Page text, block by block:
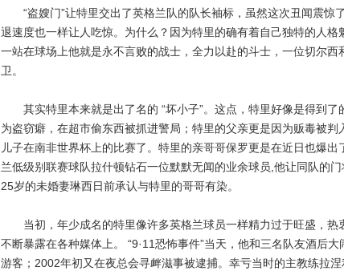
“盗嫂门”让特里交出了英格兰队的队长袖标，虽然这次丑闻震惊
退速度也一样让人吃惊。为什么？因为特里的确有着自己独特的人
一站在球场上他就是永不言败的战士，全力以赴的斗士，一位切尔西
卫。
其实特里本来就是出了名的 “坏小子”。这点，特里好像是得到了
为盗窃癖，在超市偷东西被抓进警局；特里的父亲更是因为贩毒被判
儿子在南非世界杯上的比赛了。特里的亲哥哥保罗更是在近日也爆出
兰低级别联赛球队拉什顿钻石一位默默无闻的业余球员,他让同队的门
25岁的未婚妻琳西日前承认与特里的哥哥有染。
当初，年少成名的特里像许多英格兰球员一样精力过于旺盛，热
不断暴露在各种媒体上。 “9·11恐怖事件”当天，他和三名队友酒后
游客；2002年初又在夜总会寻衅滋事被逮捕。幸亏当时的主教练拉